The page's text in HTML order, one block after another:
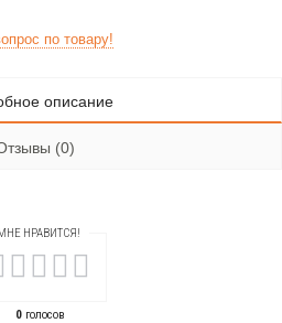
по товару!
описание
(0)
НРАВИТСЯ!
0голосов